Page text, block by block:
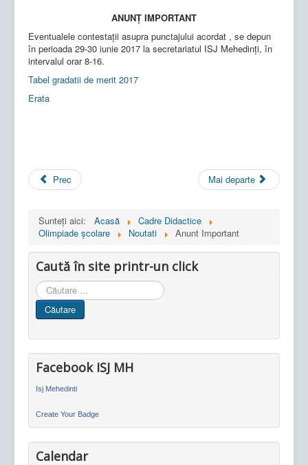
ANUNȚ IMPORTANT
Eventualele contestații asupra punctajului acordat , se depun
în perioada 29-30 iunie 2017 la secretariatul ISJ Mehedinți, în
intervalul orar 8-16.
Tabel gradatii de merit 2017
Erata
Prec Mai departe
Sunteți aici: Acasă
Cadre Didactice
Olimpiade școlare
Noutati Anunt Important
Caută în site printr-un click
Cauta
in
site
Căutare
Facebook ISJ MH
Isj Mehedinti
Create Your Badge
Calendar